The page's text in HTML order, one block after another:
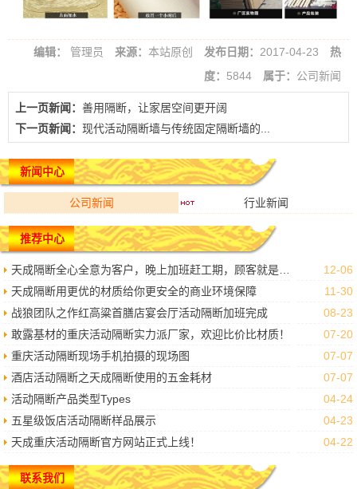
编辑： 管理员 来源： 本站原创 发布日期： 2017-04-23 热
度： 5844 属于： 公司新闻
上一页新闻： 善用隔断，让家居空间更开阔
下一页新闻： 现代活动隔断墙与传统固定隔断墙的...
新闻中心
公司新闻 行业新闻
推荐中心
天成隔断全心全意为客户，晚上加班赶工期，顾客就是上帝我们做到了。
12-06
天成隔断用更优的材质给你更安全的商业环境保障
11-30
战狼团队之作红高粱首膳店宴会厅活动隔断加班完成
08-23
敢露基材的重庆活动隔断实力派厂家，欢迎比价比材质！
07-20
重庆活动隔断现场手机拍摄的现场图
07-07
酒店活动隔断之天成隔断使用的五金耗材
07-07
活动隔断产品类型Types
04-24
五星级饭店活动隔断样品展示
04-23
天成重庆活动隔断官方网站正式上线！
04-22
联系我们